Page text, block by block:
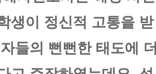
생이 정신적 고통을 받
들의 뻔뻔한 태도에